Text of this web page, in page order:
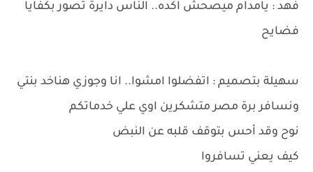
فهد : يامدام ميصحش اكده.. الناس دايرة تصور بكفايا
فضايح
سهيلة بتصميم : اتفضلوا امشوا.. انا وجوزي هناخد بنتي
ونسافر برة مصر متشكرين اوي علي خدماتكم
نوح وقد أحس بتوقف قلبه عن النبض
كيف يعني تسافروا